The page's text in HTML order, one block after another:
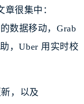
很集中：
数据移动，Grab
，Uber 用实时校
，以及